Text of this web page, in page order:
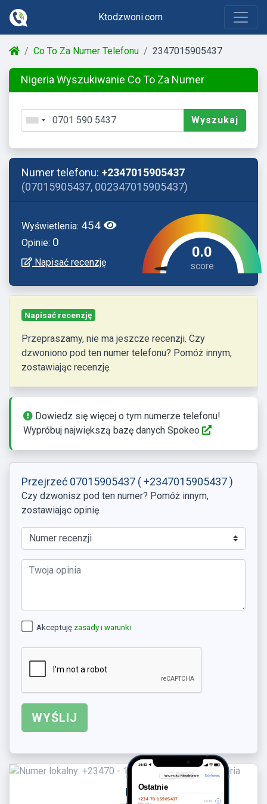
Ktodzwoni.com
Co To Za Numer Telefonu 2347015905437
Nigeria Wyszukiwanie Co To Za Numer
Wyszukaj
Numer telefonu: +2347015905437
(07015905437, 002347015905437)
Wyświetlenia: 454
Opinie: 0
Napisać recenzję
0.0
Napisać recenzję
Przepraszamy, nie ma jeszcze recenzji. Czy
dzwoniono pod ten numer telefonu? Pomóż innym,
zostawiając recenzję.
Dowiedz się więcej o tym numerze telefonu!
Wypróbuj największą bazę danych Spokeo
Przejrzeć 07015905437 ( +2347015905437 )
Czy dzwonisz pod ten numer? Pomóż innym,
zostawiając opinię.
Akceptuję zasady i warunki